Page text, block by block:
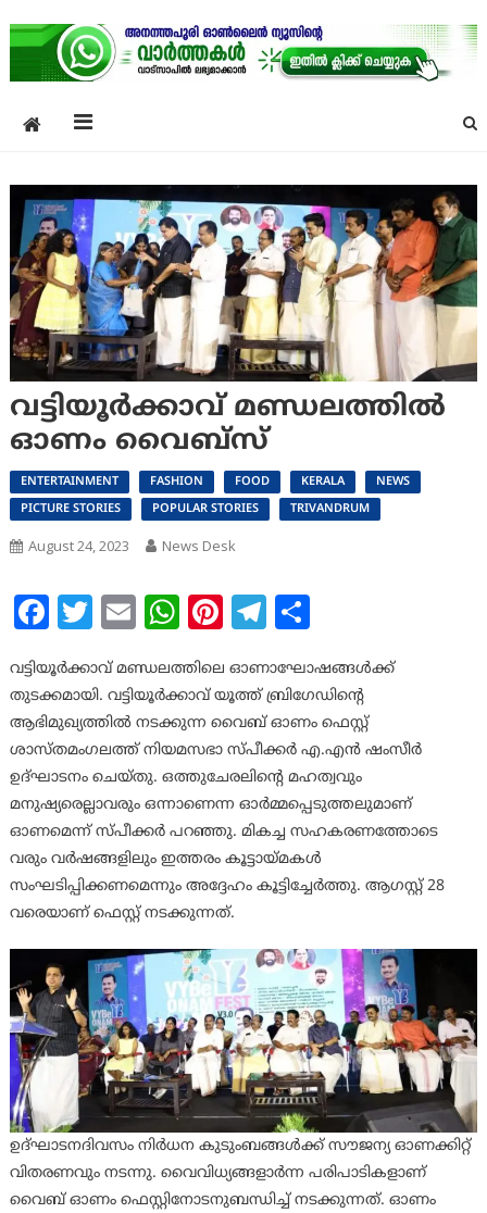
വട്ടിയൂർക്കാവ് മണ്ഡലത്തിൽ
ഓണം വൈബ്‌സ്
ENTERTAINMENT FASHION FOOD KERALA
NEWS
PICTURE STORIES
POPULAR STORIES TRIVANDRUM
August 24, 2023 News Desk
Facebook
Twitter
EmailWhatsApp
Pinterest
Telegram
Share
വട്ടിയൂർക്കാവ് മണ്ഡലത്തിലെ ഓണാഘോഷങ്ങൾക്ക്
തുടക്കമായി. വട്ടിയൂർക്കാവ് യൂത്ത് ബ്രിഗേഡിന്റെ
ആഭിമുഖ്യത്തിൽ നടക്കുന്ന വൈബ് ഓണം ഫെസ്റ്റ്
ശാസ്തമംഗലത്ത് നിയമസഭാ സ്പീക്കർ എ.എൻ ഷംസീർ
ഉദ്ഘാടനം ചെയ്തു. ഒത്തുചേരലിന്റെ മഹത്വവും
മനുഷ്യരെല്ലാവരും ഒന്നാണെന്ന ഓർമ്മപ്പെടുത്തലുമാണ്
ഓണമെന്ന് സ്പീക്കർ പറഞ്ഞു. മികച്ച സഹകരണത്തോടെ
വരും വർഷങ്ങളിലും ഇത്തരം കൂട്ടായ്മകൾ
സംഘടിപ്പിക്കണമെന്നും അദ്ദേഹം കൂട്ടിച്ചേർത്തു. ആഗസ്റ്റ് 28
വരെയാണ് ഫെസ്റ്റ് നടക്കുന്നത്.
ഉദ്ഘാടനദിവസം നിർധന കുടുംബങ്ങൾക്ക് സൗജന്യ ഓണക്കിറ്റ്
വിതരണവും നടന്നു. വൈവിധ്യങ്ങളാർന്ന പരിപാടികളാണ്
വൈബ് ഓണം ഫെസ്റ്റിനോടനുബന്ധിച്ച് നടക്കുന്നത്. ഓണം